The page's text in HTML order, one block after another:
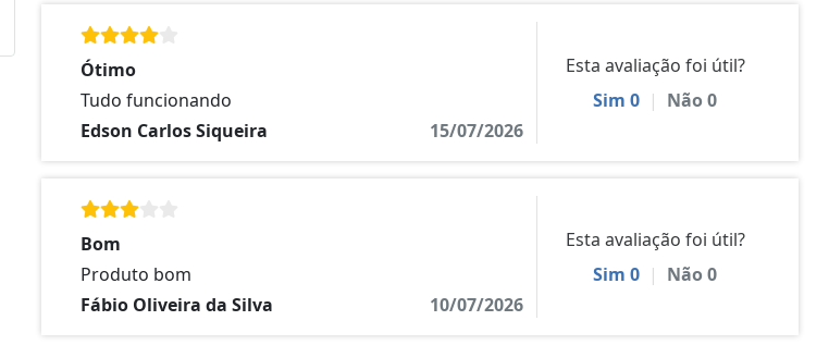
Ótimo
Tudo funcionando
Edson Carlos Siqueira
15/07/2026
Esta avaliação foi útil?
Sim 0 | Não0
Bom
Produto bom
Fábio Oliveira da Silva
10/07/2026
Esta avaliação foi útil?
Sim 0 | Não0